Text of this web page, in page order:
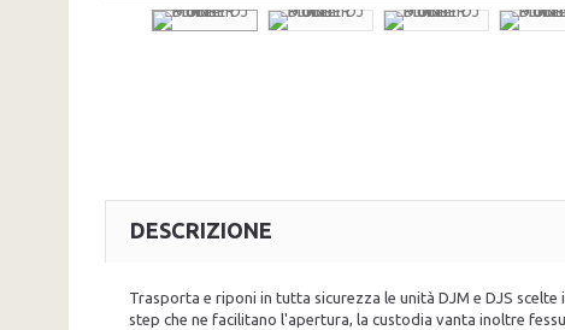
DESCRIZIONE
Trasporta e riponi in tutta sicurezza le unità DJM e DJS
step che ne facilitano l'apertura, la custodia vanta inoltre